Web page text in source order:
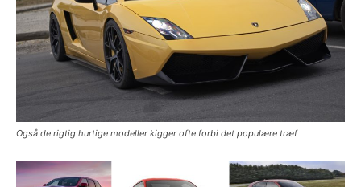
Også de rigtig hurtige modeller kigger ofte forbi det populære træf